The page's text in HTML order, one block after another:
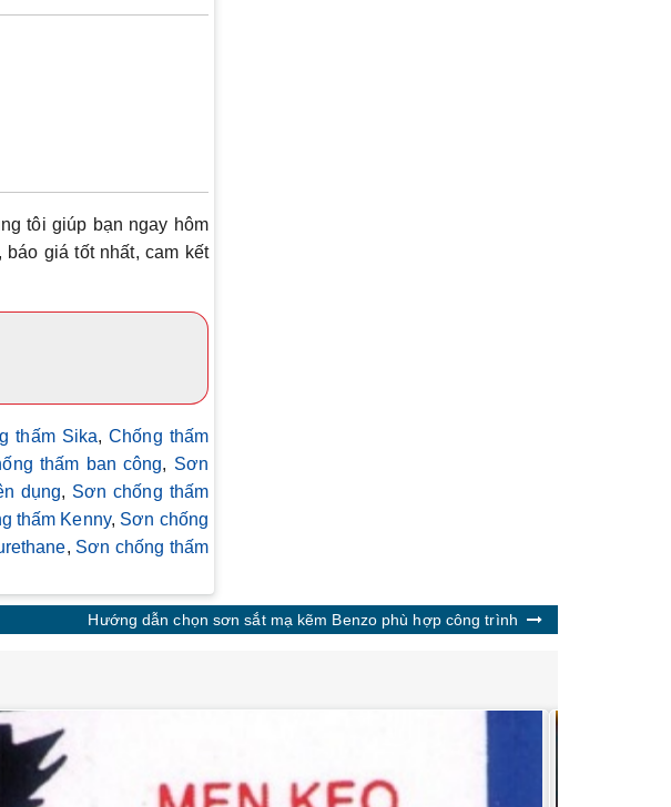
tôi giúp bạn ngay hôm
giá tốt nhất, cam kết
thấm Sika,Chống thấm
thấm ban công, Sơn
dụng, Sơn chống thấm
thấm Kenny, Sơn chống
, Sơn chống thấm
Hướng dẫn chọn sơn sắt mạ kẽm Benzo phù hợp công trình